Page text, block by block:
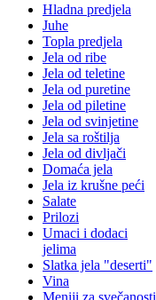
Hladna predjela
Juhe
Topla predjela
Jela od ribe
Jela od teletine
Jela od puretine
Jela od piletine
Jela od svinjetine
Jela sa roštilja
Jela od divljači
Domaća jela
Jela iz krušne peći
Salate
Prilozi
Umaci i dodaci
jelima
Slatka jela "deserti"
Vina
Meniji za svečanosti